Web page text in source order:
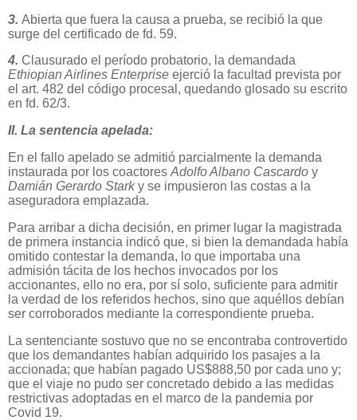
3. Abierta que fuera la causa a prueba, se recibió la que
surge del certificado de fd. 59.
4. Clausurado el período probatorio, la demandada
Ethiopian Airlines Enterprise ejerció la facultad prevista por
el art. 482 del código procesal, quedando glosado su escrito
en fd. 62/3.
II. La sentencia apelada:
En el fallo apelado se admitió parcialmente la demanda
instaurada por los coactores Adolfo Albano Cascardo y
Damián Gerardo Starky se impusieron las costas a la
aseguradora emplazada.
Para arribar a dicha decisión, en primer lugar la magistrada
de primera instancia indicó que, si bien la demandada había
omitido contestar la demanda, lo que importaba una
admisión tácita de los hechos invocados por los
accionantes, ello no era, por sí solo, suficiente para admitir
la verdad de los referidos hechos, sino que aquéllos debían
ser corroborados mediante la correspondiente prueba.
La sentenciante sostuvo que no se encontraba controvertido
que los demandantes habían adquirido los pasajes a la
accionada; que habían pagado US$888,50 por cada uno y;
que el viaje no pudo ser concretado debido a las medidas
restrictivas adoptadas en el marco de la pandemia por
Covid 19.